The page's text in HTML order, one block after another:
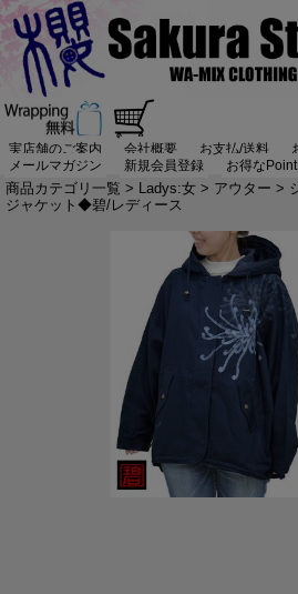
実店舗のご案内 会社概要 お支払/送料
メールマガジン
新規会員登録 お得なPoint
商品カテゴリ一覧 > Ladys:女 > アウター >
ジャケット◆碧/レディース